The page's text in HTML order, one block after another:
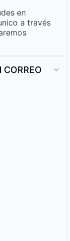
en
a través
CORREO